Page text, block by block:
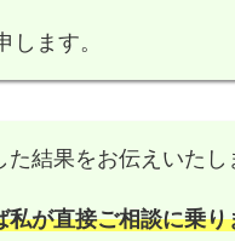
します。
結果をお伝えいたし
が直接ご相談に乗り